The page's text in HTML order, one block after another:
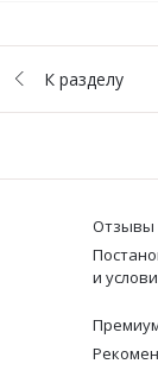
К разделу
Отзывы
и